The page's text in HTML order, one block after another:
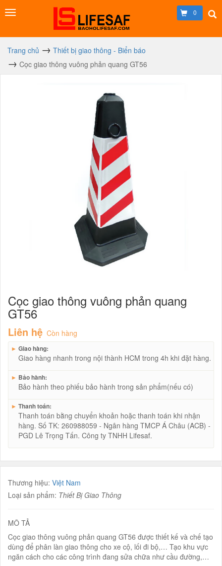
0
Trang chủ
Thiết bị giao thông - Biển báo
Cọc giao thông vuông phản quang GT56
Cọc giao thông vuông phản quang
GT56
Liên hệ Còn hàng
► Giao hàng:
Giao hàng nhanh trong nội thành HCM trong 4h khi đặt hàng.
► Bảo hành:
Bảo hành theo phiếu bảo hành trong sản phẩm(nếu có)
► Thanh toán:
Thanh toán bằng chuyển khoản hoặc thanh toán khi nhận
hàng. Số TK: 260988059 - Ngân hàng TMCP Á Châu (ACB) -
PGD Lê Trọng Tấn. Công ty TNHH Lifesaf.
Thương hiệu: Việt Nam
Loại sản phẩm: Thiết Bị Giao Thông
MÔ TẢ
Cọc giao thông vuông phản quang GT56 được thiết kế và chế tạo
dùng để phân làn giao thông cho xe cộ, lối đi bộ,… Tạo khu vực
ngăn cách cho các công trình đang sửa chữa như cầu đường,…